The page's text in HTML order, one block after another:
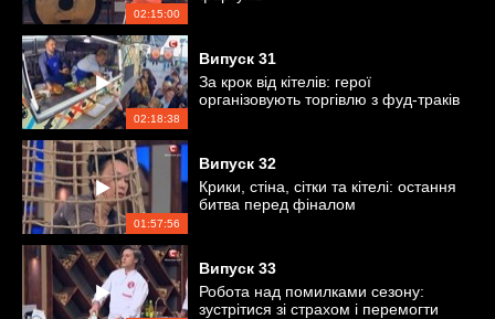
02:15:00
02:18:38
Випуск 31
За крок від кітелів: герої
організовують торгівлю з фуд-траків
01:57:56
Випуск 32
Крики, стіна, сітки та кітелі: остання
битва перед фіналом
Випуск 33
Робота над помилками сезону:
зустрітися зі страхом і перемогти